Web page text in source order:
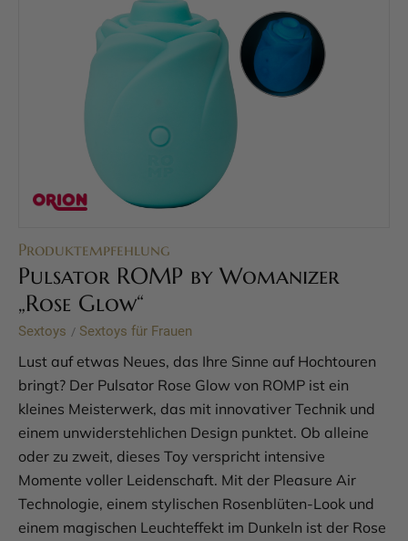
Produktempfehlung
Pulsator ROMP by Womanizer
„Rose Glow“
Sextoys / Sextoys für Frauen
Lust auf etwas Neues, das Ihre Sinne auf Hochtouren
bringt? Der Pulsator Rose Glow von ROMP ist ein
kleines Meisterwerk, das mit innovativer Technik und
einem unwiderstehlichen Design punktet. Ob alleine
oder zu zweit, dieses Toy verspricht intensive
Momente voller Leidenschaft. Mit der Pleasure Air
Technologie, einem stylischen Rosenblüten-Look und
einem magischen Leuchteffekt im Dunkeln ist der Rose